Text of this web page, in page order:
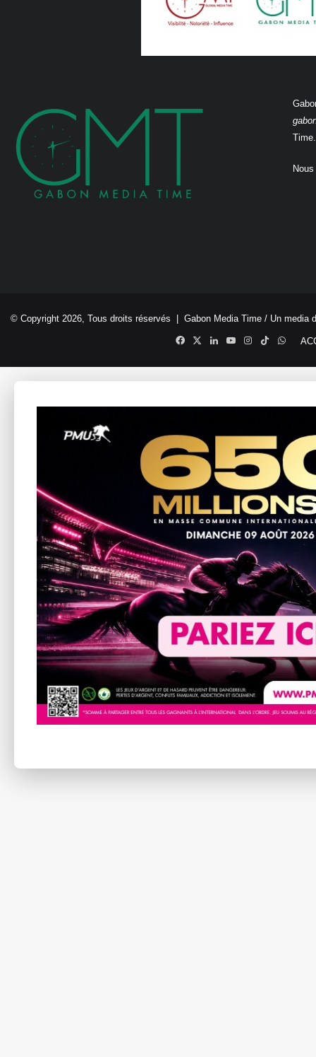
Time.
© Copyright 2026, Tous droits réservés | Gabon Media Time / Un media
Facebook
X LinkedinYouTubeInstagram
TikTok